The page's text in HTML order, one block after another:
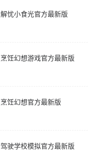
解忧小食光官方最新版
烹饪幻想游戏官方最新版
烹饪幻想官方最新版
驾驶学校模拟官方最新版